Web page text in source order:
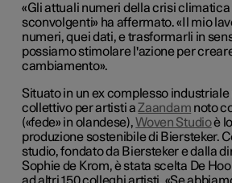
«Gli attuali numeri della crisi
sconvolgenti» ha affermato. «Il mio
numeri, quei dati, e trasformarli in
possiamo stimolare l'azione per
cambiamento».
Situato in un ex complesso
collettivo per artisti aZaandam noto
(«fede» in olandese),Woven Studioè
produzione sostenibile di Biersteker.
studio, fondato da Biersteker e dalla
Sophie de Krom, è stata scelta De
ad altri 150 colleghi artisti. «Se